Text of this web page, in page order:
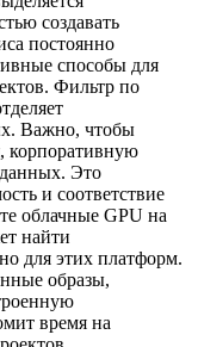
создавать
постоянно
способы для
Фильтр по
Важно, чтобы
корпоративную
Это
и соответствие
облачные GPU на
найти
для этих платформ.
образы,
время на